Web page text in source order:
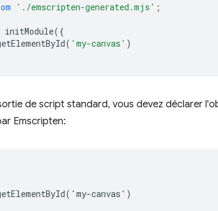
'./emscripten-generated.mjs' ;
initModule({
( 'my-canvas' )
de script standard, vous devez déclarer
Emscripten:
canvas')